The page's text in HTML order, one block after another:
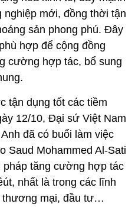
nghiệp mới, đồng thời tận
sản phong phú. Đây
hợp để cộng đồng
cường hợp tác, bổ sung
tận dụng tốt các tiềm
12/10, Đại sứ Việt Nam
đã có buổi làm việc
Saud Mohammed Al-Sati
pháp tăng cường hợp tác
nhất là trong các lĩnh
thương mại, đầu tư…